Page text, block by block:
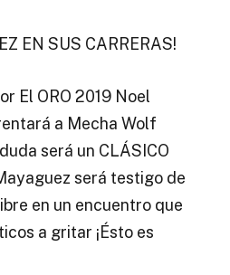
EN SUS CARRERAS!
El ORO 2019 Noel
a Mecha Wolf
será un CLÁSICO
será testigo de
en un encuentro que
a gritar ¡Ésto es